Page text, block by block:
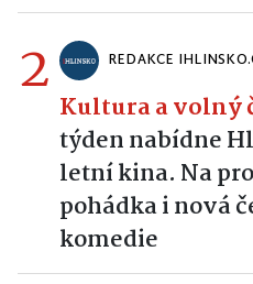
2 REDAKCE
Kultura a volný
týden nabídne
letní kina. Na
pohádka i nová
komedie